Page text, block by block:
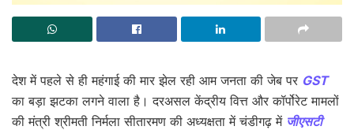
देश में पहले से ही महंगाई की मार झेल रही आम जनता की जेब पर GST
का बड़ा झटका लगने वाला है। दरअसल केंद्रीय वित्त और कॉर्पोरेट मामलों
की मंत्री श्रीमती निर्मला सीतारमण की अध्यक्षता में चंडीगढ़ में जीएसटी